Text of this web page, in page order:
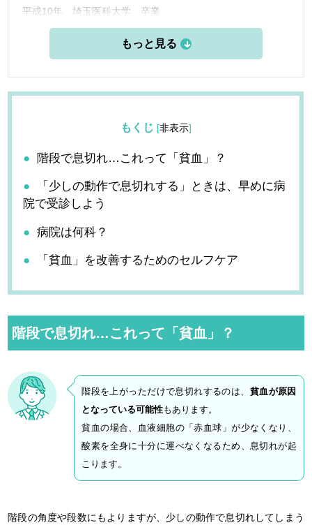
平成10年 埼玉医科大学 卒業
平成10年 福岡大学病院 臨床研修
平成12年 福岡大学病院 呼吸器科入局
もくじ [非表示]
階段で息切れ…これって「貧血」？
「少しの動作で息切れする」ときは、早めに病
院で受診しよう
病院は何科？
「貧血」を改善するためのセルフケア
階段で息切れ…これって「貧血」？
階段を上がっただけで息切れするのは、 貧血が原因
となっている可能性もあります。
貧血の場合、血液細胞の「赤血球」が少なくなり、
酸素を全身に十分に運べなくなるため、息切れが起
こります。
階段の角度や段数にもよりますが、少しの動作で息切れしてしまう